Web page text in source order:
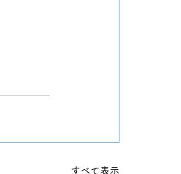
すべて表示